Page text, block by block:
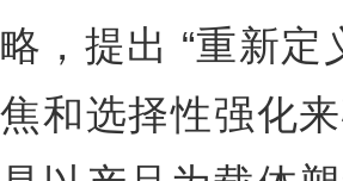
略，提出 “重新
焦和选择性强化